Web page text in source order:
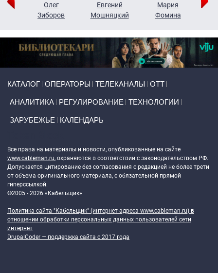
Олег
Зиборов
Евгений
Мошняцкий
Мария
Фомина
КАТАЛОГ ОПЕРАТОРЫ ТЕЛЕКАНАЛЫ ОТТ
АНАЛИТИКА РЕГУЛИРОВАНИЕ ТЕХНОЛОГИИ
ЗАРУБЕЖЬЕ КАЛЕНДАРЬ
Все права на материалы и новости, опубликованные на сайте
www.cableman.ru, охраняются в соответствии с законодательством РФ.
Допускается цитирование без согласования с редакцией не более трети
от объема оригинального материала, с обязательной прямой
гиперссылкой.
©2005 - 2026 «Кабельщик»
Политика сайта "Кабельщик" (интернет-адреса www.cableman.ru) в
отношении обработки персональных данных пользователей сети
интернет
DrupalCoder — поддержка сайта c 2017 года